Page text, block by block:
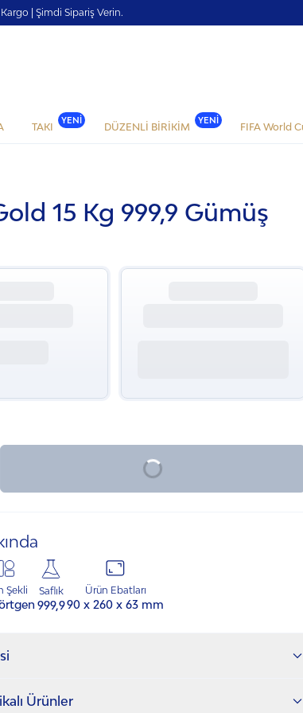
| Şimdi Sipariş Verin.
TAKI
YENİ
DÜZENLİ BİRİKİM
YENİ
FIFA World
15 Kg 999‚9 Gümüş
Yakında Stokta
Şekli Saflık
999,9
Ürün Ebatları
90 x 260 x 63 mm
Ürünler